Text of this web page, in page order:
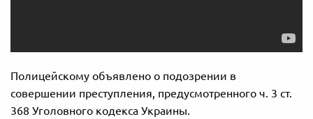
Полицейскому объявлено о подозрении в
совершении преступления, предусмотренного ч. 3 ст.
368 Уголовного кодекса Украины.